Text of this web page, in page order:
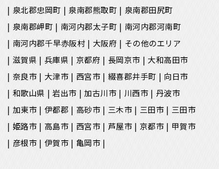
泉北郡忠岡町
泉南郡熊取町
泉南郡田尻町
泉南郡岬町
南河内郡太子町
南河内郡河南町
南河内郡千早赤阪村
大阪府
その他のエリア
滋賀県
兵庫県 京都府 長岡京市
大和高田市
奈良市
大津市 西宮市 綴喜郡井手町
向日市
和歌山県
岩出市 加古川市 川西市
丹波市
加東市
伊都郡 高砂市 三木市 三田市
三田市
姫路市
高島市 西宮市 芦屋市 京都市
甲賀市
彦根市
伊賀市 亀岡市